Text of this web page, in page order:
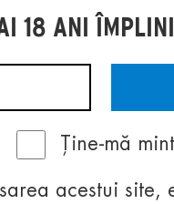
18 ANI
Ține-mă
acestui site,